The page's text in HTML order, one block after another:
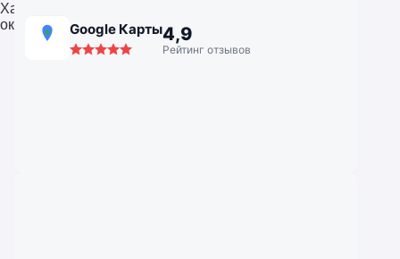
Хабаровск
окна для квартиры
Google Карты4,9
Рейтинг отзывов